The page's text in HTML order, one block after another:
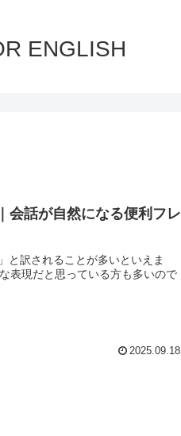
ENGLISH
会話が自然になる便利フレ
と訳されることが多いといえま
表現だと思っている方も多いので
2025.09.18